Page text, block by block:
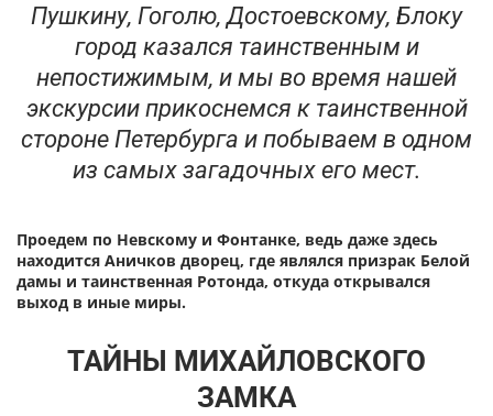
Пушкину, Гоголю, Достоевскому, Блоку
город казался таинственным и
непостижимым, и мы во время нашей
экскурсии прикоснемся к таинственной
стороне Петербурга и побываем в одном
из самых загадочных его мест.
Проедем по Невскому и Фонтанке, ведь даже здесь
находится Аничков дворец, где являлся призрак Белой
дамы и таинственная Ротонда, откуда открывался
выход в иные миры.
ТАЙНЫ МИХАЙЛОВСКОГО
ЗАМКА